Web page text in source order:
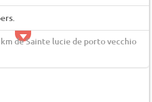
de Sainte lucie de porto vecchio